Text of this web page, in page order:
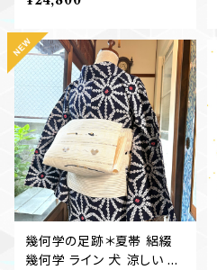
名古屋帯 B731
幾何学の足跡＊夏帯 絽綴
幾何学 ライン 犬 涼しい ア